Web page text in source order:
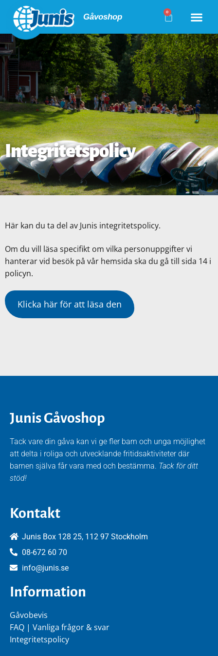
Gåvoshop
0
Integritetspolicy
Här kan du ta del av Junis integritetspolicy.
Om du vill läsa specifikt om vilka personuppgifter vi
hanterar vid besök på vår hemsida ska du gå till sida 14 i
policyn.
Klicka här för att läsa den
Junis Gåvoshop
Tack vare din gåva kan vi ge fler barn och unga möjlighet
att delta i roliga och utvecklande fritidsaktiviteter där
barnen själva får vara med och bestämma. Tack för ditt
stöd!
Kontakt
Junis Box 128 25, 112 97 Stockholm
08-672 60 70
info@junis.se
Information
Gåvobevis
FAQ | Vanliga frågor & svar
Integritetspolicy